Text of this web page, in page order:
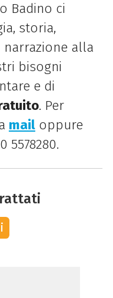
Badino ci
storia,
narrazione alla
bisogni
e di
. Per
mailoppure
5578280.